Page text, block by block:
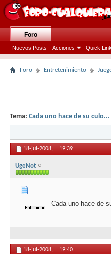
Foro
Nuevos Posts Acciones Quick
Foro Entretenimiento
Tema: Cada uno hace de su culo...
18-jul-2008, 19:39
UgeNot
Cada uno hace de
18-jul-2008, 19:40